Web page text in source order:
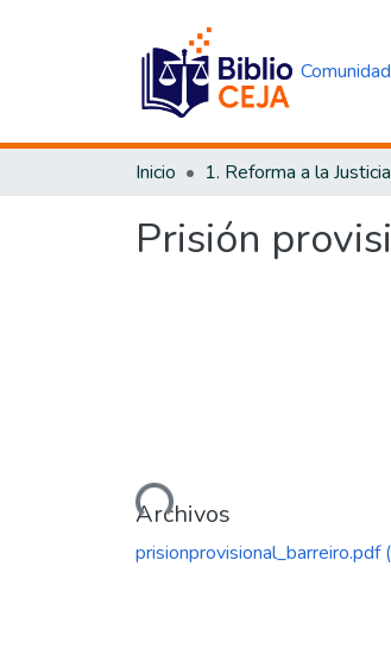
Inicio
Prisión
Cargando...Archivos
prisionprovisional_barreiro.pdf